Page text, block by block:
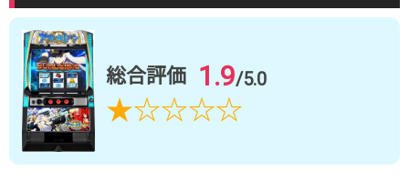
総合評価 1.9/5.0
★☆☆☆☆